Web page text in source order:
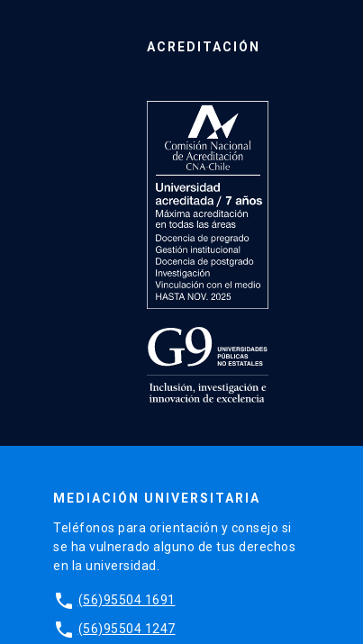
ACREDITACIÓN
MEDIACIÓN UNIVERSITARIA
Teléfonos para orientación y consejo si
se ha vulnerado alguno de tus derechos
en la universidad.
phone (56)95504 1691
phone (56)95504 1247